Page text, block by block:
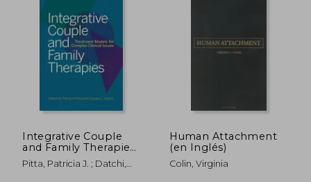
45%
dcto. $ 2.241
Integrative Couple
and Family Therapies:
Treatment Models for
Complex Clinical
Pitta, Patricia J. ; Datchi,
Human Attachment
(en Inglés)
Colin, Virginia